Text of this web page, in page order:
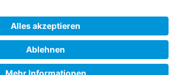
KONTAKT
IMPRESSUM